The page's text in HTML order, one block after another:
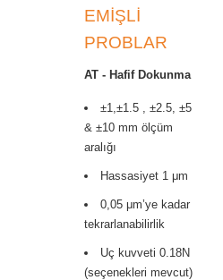
EMİŞLİ
PROBLAR
AT - Hafif Dokunma
±1,±1.5 , ±2.5, ±5
& ±10 mm ölçüm
aralığı
Hassasiyet 1 μm
0,05 μm’ye kadar
tekrarlanabilirlik
Uç kuvveti 0.18N
(seçenekleri mevcut)